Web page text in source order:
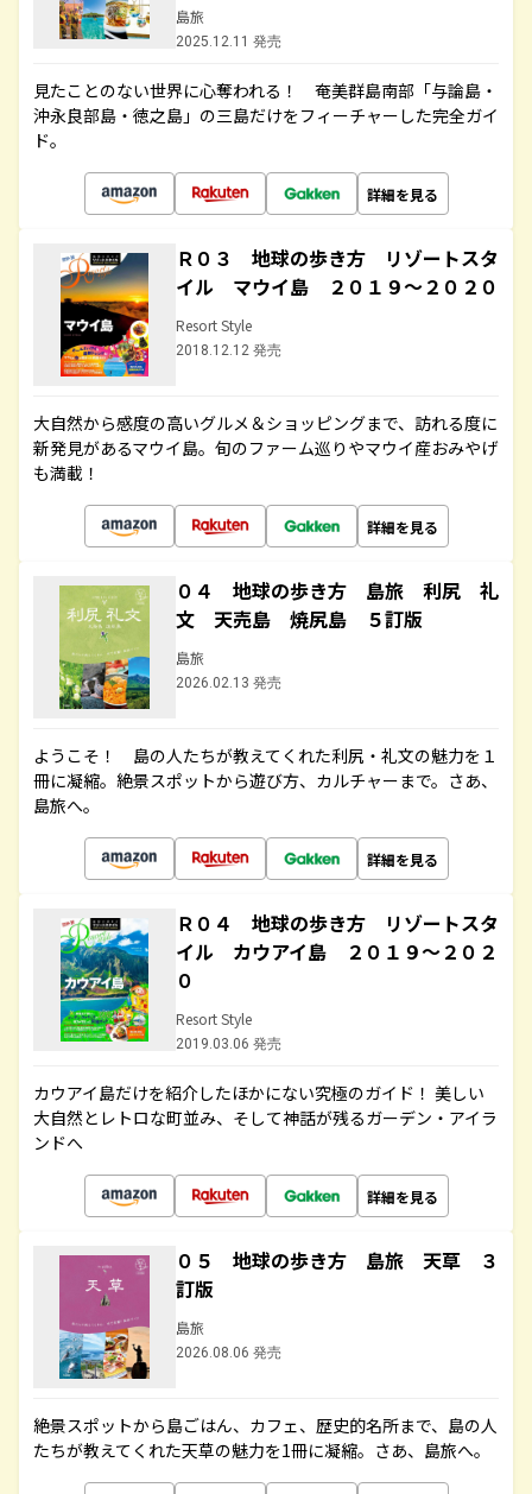
島旅
2025.12.11 発売
見たことのない世界に心奪われる！ 奄美群島南部「与論島・
沖永良部島・徳之島」の三島だけをフィーチャーした完全ガイ
ド。
詳細を見る
Ｒ０３ 地球の歩き方 リゾートスタ
イル マウイ島 ２０１９～２０２０
Resort Style
2018.12.12 発売
大自然から感度の高いグルメ＆ショッピングまで、訪れる度に
新発見があるマウイ島。旬のファーム巡りやマウイ産おみやげ
も満載！
詳細を見る
０４ 地球の歩き方 島旅 利尻 礼
文 天売島 焼尻島 ５訂版
島旅
2026.02.13 発売
ようこそ！ 島の人たちが教えてくれた利尻・礼文の魅力を１
冊に凝縮。絶景スポットから遊び方、カルチャーまで。さあ、
島旅へ。
詳細を見る
Ｒ０４ 地球の歩き方 リゾートスタ
イル カウアイ島 ２０１９～２０２
０
Resort Style
2019.03.06 発売
カウアイ島だけを紹介したほかにない究極のガイド！ 美しい
大自然とレトロな町並み、そして神話が残るガーデン・アイラ
ンドへ
詳細を見る
０５ 地球の歩き方 島旅 天草 ３
訂版
島旅
2026.08.06 発売
絶景スポットから島ごはん、カフェ、歴史的名所まで、島の人
たちが教えてくれた天草の魅力を1冊に凝縮。さあ、島旅へ。